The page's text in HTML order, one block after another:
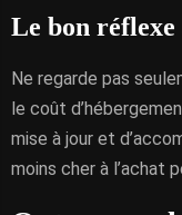
Le bon
Ne regarde pas
le coût
mise à jour et
moins cher à l’achat